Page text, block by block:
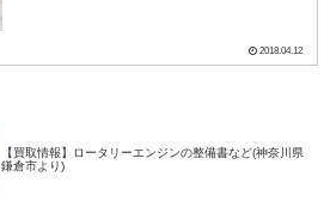
影丸伝』全巻セットがありました。漫画家
白土三平...
2018.04.12
【買取情報】ロータリーエンジンの整備書など(神奈川県
鎌倉市より)